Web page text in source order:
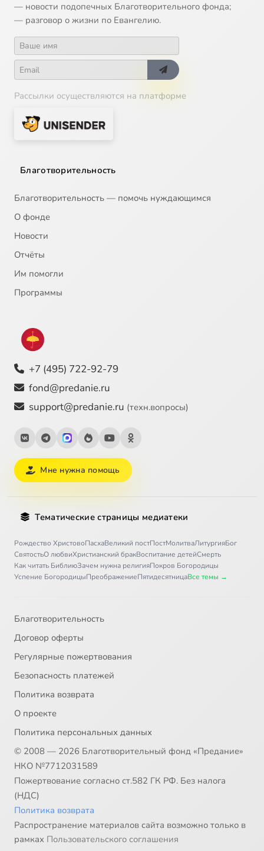
— новости подопечных Благотворительного фонда;
— разговор о жизни по Евангелию.
Рассылки осуществляются на платформе
Благотворительность
Благотворительность — помочь нуждающимся
О фонде
Новости
Отчёты
Им помогли
Программы
+7 (495) 722-92-79
fond@predanie.ru
support@predanie.ru (техн.вопросы)
Мне нужна помощь
Тематические страницы медиатеки
Рождество ХристовоПасхаВеликий постПостМолитваЛитургияБог
СвятостьО любвиХристианский бракВоспитание детейСмерть
Как читать БиблиюЗачем нужна религияПокров Богородицы
Успение БогородицыПреображениеПятидесятницаВсе темы →
Благотворительность
Договор оферты
Регулярные пожертвования
Безопасность платежей
Политика возврата
О проекте
Политика персональных данных
© 2008 — 2026 Благотворительный фонд «Предание»
НКО №7712031589
Пожертвование согласно ст.582 ГК РФ. Без налога
(НДС)
Политика возврата
Распространение материалов сайта возможно только в
рамках Пользовательского соглашения